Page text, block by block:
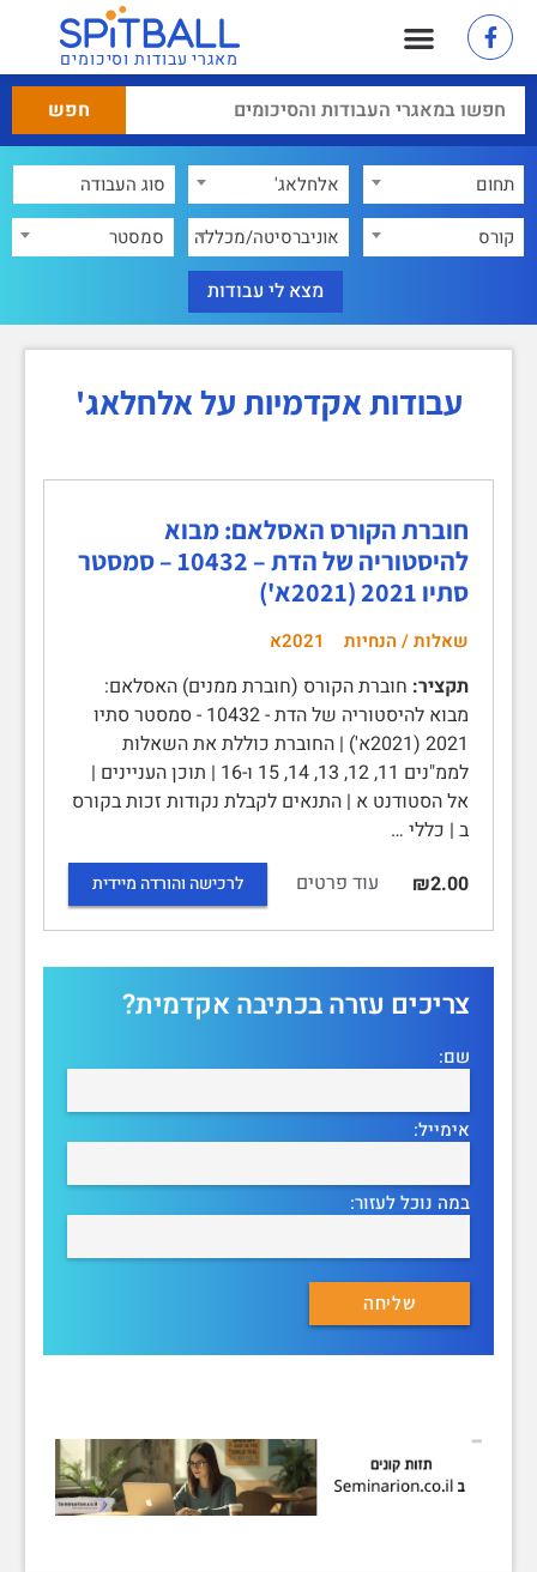
מאגרי עבודות וסיכומים
תחום
אלחלאג'
קורס
אוניברסיטה/מכללה סמסטר
עבודות אקדמיות על אלחלאג'
חוברת הקורס האסלאם: מבוא
להיסטוריה של הדת – 10432 – סמסטר
סתיו 2021 (2021א')
שאלות / הנחיות 2021א
תקציר: חוברת הקורס (חוברת ממנים) האסלאם:
מבוא להיסטוריה של הדת - 10432 - סמסטר סתיו
2021 (2021א') | החוברת כוללת את השאלות
לממ"נים 11, 12, 13, 14, 15 ו-16 | תוכן העניינים |
אל הסטודנט א | התנאים לקבלת נקודות זכות בקורס
ב | כללי …
₪2.00
עוד פרטים לרכישה והורדה מיידית
צריכים עזרה בכתיבה אקדמית?
שם:
אימייל:
במה נוכל לעזור: